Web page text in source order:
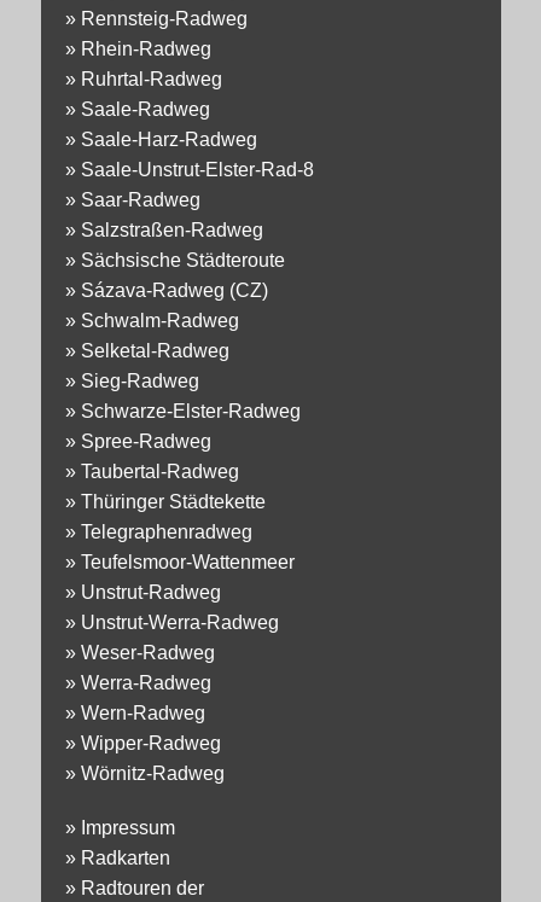
» Rennsteig-Radweg
» Rhein-Radweg
» Ruhrtal-Radweg
» Saale-Radweg
» Saale-Harz-Radweg
» Saale-Unstrut-Elster-Rad-8
» Saar-Radweg
» Salzstraßen-Radweg
» Sächsische Städteroute
» Sázava-Radweg (CZ)
» Schwalm-Radweg
» Selketal-Radweg
» Sieg-Radweg
» Schwarze-Elster-Radweg
» Spree-Radweg
» Taubertal-Radweg
» Thüringer Städtekette
» Telegraphenradweg
» Teufelsmoor-Wattenmeer
» Unstrut-Radweg
» Unstrut-Werra-Radweg
» Weser-Radweg
» Werra-Radweg
» Wern-Radweg
» Wipper-Radweg
» Wörnitz-Radweg
» Impressum
» Radkarten
» Radtouren der